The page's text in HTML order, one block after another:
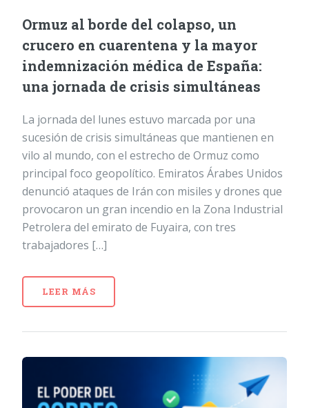
Ormuz al borde del colapso, un
crucero en cuarentena y la mayor
indemnización médica de España:
una jornada de crisis simultáneas
La jornada del lunes estuvo marcada por una
sucesión de crisis simultáneas que mantienen en
vilo al mundo, con el estrecho de Ormuz como
principal foco geopolítico. Emiratos Árabes Unidos
denunció ataques de Irán con misiles y drones que
provocaron un gran incendio en la Zona Industrial
Petrolera del emirato de Fuyaira, con tres
trabajadores […]
LEER MÁS